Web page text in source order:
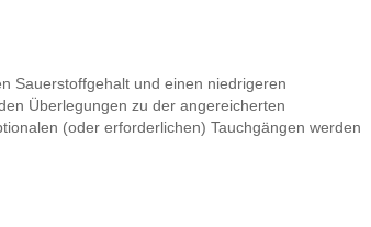
Sauerstoffgehalt und einen niedrigeren
Überlegungen zu der angereicherten
(oder erforderlichen) Tauchgängen werden